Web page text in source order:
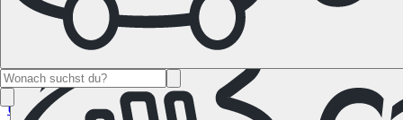
NamibiaSüdafrika
Alle Ziele in
KanadaCalgaryHalifaxMontrealTorontoVancouver
Alle Ziele in den
USALas VegasLos Angeles Miami New YorkSan